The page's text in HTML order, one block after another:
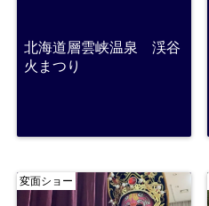
北海道層雲峡温泉 渓谷
火まつり
変面ショー